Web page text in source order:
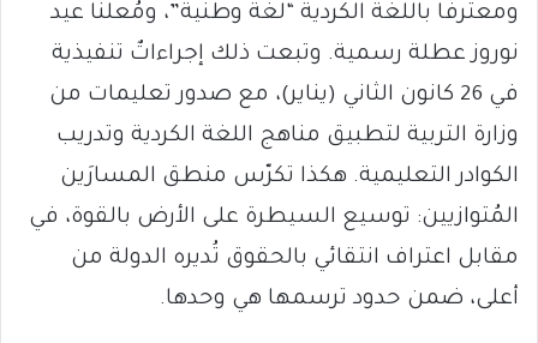
ومعترفًا باللغة الكردية “لغة وطنية”، ومُعلنًا عيد
نوروز عطلة رسمية. وتبعت ذلك إجراءاتٌ تنفيذية
في 26 كانون الثاني (يناير)، مع صدور تعليمات من
وزارة التربية لتطبيق مناهج اللغة الكردية وتدريب
الكوادر التعليمية. هكذا تكرّس منطق المسارَين
المُتوازيين: توسيع السيطرة على الأرض بالقوة، في
مقابل اعتراف انتقائي بالحقوق تُديره الدولة من
أعلى، ضمن حدود ترسمها هي وحدها.